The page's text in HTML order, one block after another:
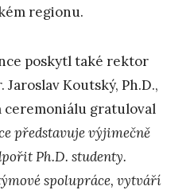
regionu.
poskytl také rektor
Koutský, Ph.D.,
gratuloval
představuje výjimečně
Ph.D. studenty.
spolupráce, vytváří